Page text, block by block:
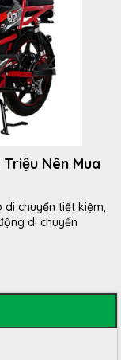
Nên Mua
chuyển tiết kiệm,
di chuyển